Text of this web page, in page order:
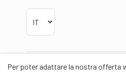
Per poter adattare la nostra offerta